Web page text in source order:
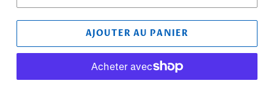
AJOUTER AU PANIER